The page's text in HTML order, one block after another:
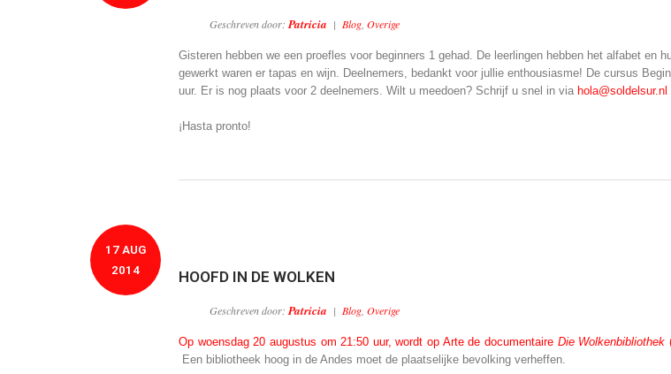
Geschreven door: Patricia | Blog Overige
Gisteren hebben we een proefles voor beginners 1 gehad. De leerlingen hebben het alfabet en
gewerkt waren er tapas en wijn. Deelnemers, bedankt voor jullie enthousiasme! De cursus
uur. Er is nog plaats voor 2 deelnemers. Wilt u meedoen? Schrijf u snel in via hola@soldelsur.nl
¡Hasta pronto!
HOOFD IN DE WOLKEN
Geschreven door: Patricia | Blog Overige
17 AUG
2014
Op woensdag 20 augustus om 21:50 uur, wordt op Arte de documentaire Die Wolkenbibliothek
Een bibliotheek hoog in de Andes moet de plaatselijke bevolking verheffen.